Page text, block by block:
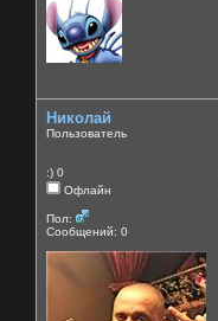
Николай
Пользователь
:) 0
Офлайн
Пол:
Сообщений: 0